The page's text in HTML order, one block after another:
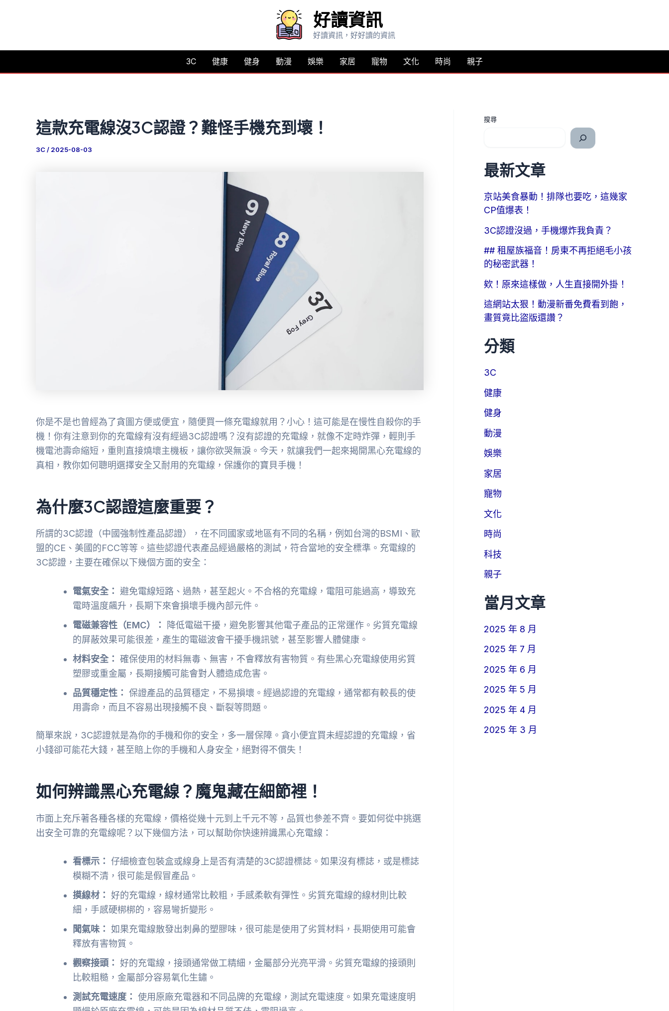
要
好讀資訊
好讀資訊，好好讀的資訊
3C 健康 健身 動漫 娛樂 家居 寵物 文化 時尚 親子
這款充電線沒3C認證？難怪手機充到壞！
3C/ 2025-08-03
你是不是也曾經為了貪圖方便或便宜，隨便買一條充電線就用？小心！這可能是在慢性自殺你的手
機！你有注意到你的充電線有沒有經過3C認證嗎？沒有認證的充電線，就像不定時炸彈，輕則手
機電池壽命縮短，重則直接燒壞主機板，讓你欲哭無淚。今天，就讓我們一起來揭開黑心充電線的
真相，教你如何聰明選擇安全又耐用的充電線，保護你的寶貝手機！
為什麼3C認證這麼重要？
所謂的3C認證（中國強制性產品認證），在不同國家或地區有不同的名稱，例如台灣的BSMI、歐
盟的CE、美國的FCC等等。這些認證代表產品經過嚴格的測試，符合當地的安全標準。充電線的
3C認證，主要在確保以下幾個方面的安全：
電氣安全： 避免電線短路、過熱，甚至起火。不合格的充電線，電阻可能過高，導致充
電時溫度飆升，長期下來會損壞手機內部元件。
電磁兼容性（EMC）：
降低電磁干擾，避免影響其他電子產品的正常運作。劣質充電線
的屏蔽效果可能很差，產生的電磁波會干擾手機訊號，甚至影響人體健康。
材料安全： 確保使用的材料無毒、無害，不會釋放有害物質。有些黑心充電線使用劣質
塑膠或重金屬，長期接觸可能會對人體造成危害。
品質穩定性： 保證產品的品質穩定，不易損壞。經過認證的充電線，通常都有較長的使
用壽命，而且不容易出現接觸不良、斷裂等問題。
簡單來說，3C認證就是為你的手機和你的安全，多一層保障。貪小便宜買未經認證的充電線，省
小錢卻可能花大錢，甚至賠上你的手機和人身安全，絕對得不償失！
如何辨識黑心充電線？魔鬼藏在細節裡！
市面上充斥著各種各樣的充電線，價格從幾十元到上千元不等，品質也參差不齊。要如何從中挑選
出安全可靠的充電線呢？以下幾個方法，可以幫助你快速辨識黑心充電線：
看標示： 仔細檢查包裝盒或線身上是否有清楚的3C認證標誌。如果沒有標誌，或是標誌
模糊不清，很可能是假冒產品。
摸線材： 好的充電線，線材通常比較粗，手感柔軟有彈性。劣質充電線的線材則比較
細，手感硬梆梆的，容易彎折變形。
聞氣味： 如果充電線散發出刺鼻的塑膠味，很可能是使用了劣質材料，長期使用可能會
釋放有害物質。
觀察接頭： 好的充電線，接頭通常做工精細，金屬部分光亮平滑。劣質充電線的接頭則
比較粗糙，金屬部分容易氧化生鏽。
測試充電速度： 使用原廠充電器和不同品牌的充電線，測試充電速度。如果充電速度明
搜尋
最新文章
京站美食暴動！排隊也要吃，這幾家
CP值爆表！
3C認證沒過，手機爆炸我負責？
## 租屋族福音！房東不再拒絕毛小孩
的秘密武器！
欸！原來這樣做，人生直接開外掛！
這網站太狠！動漫新番免費看到飽，
畫質竟比盜版還讚？
分類
3C
健康
健身
動漫
娛樂
家居
寵物
文化
時尚
科技
親子
當月文章
2025 年 8 月
2025 年 7 月
2025 年 6 月
2025 年 5 月
2025 年 4 月
2025 年 3 月